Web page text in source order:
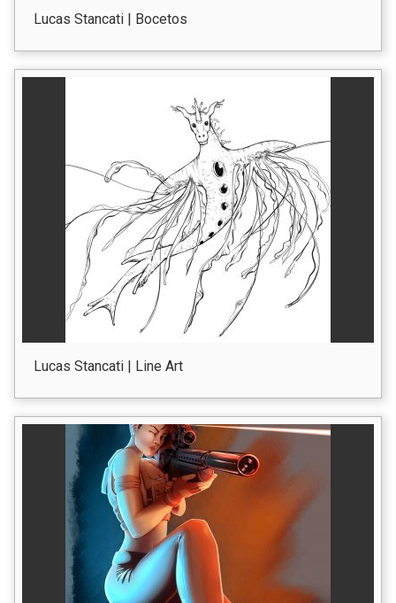
Lucas Stancati | Bocetos
Lucas Stancati | Line Art